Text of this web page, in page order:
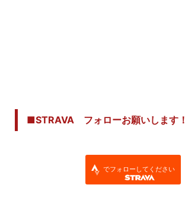
■STRAVA フォローお願いします！
でフォローしてください